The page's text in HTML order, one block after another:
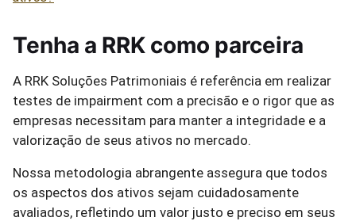
Tenha a RRK como parceira
A RRK Soluções Patrimoniais é referência em realizar
testes de impairment com a precisão e o rigor que as
empresas necessitam para manter a integridade e a
valorização de seus ativos no mercado.
Nossa metodologia abrangente assegura que todos
os aspectos dos ativos sejam cuidadosamente
avaliados, refletindo um valor justo e preciso em seus